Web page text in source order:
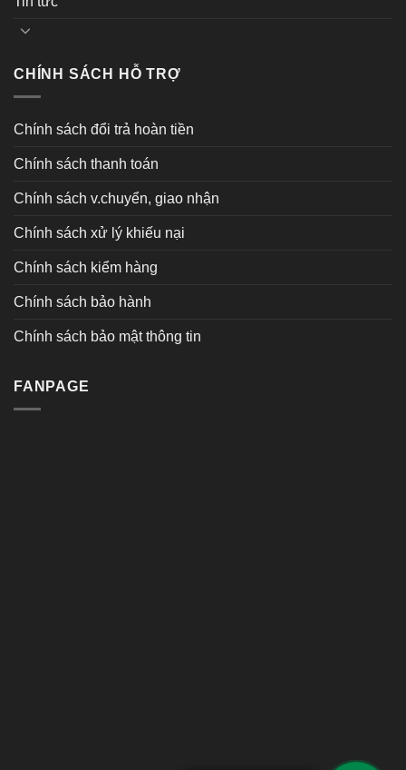
CHÍNH SÁCH HỖ TRỢ
Chính sách đổi trả hoàn tiền
Chính sách thanh toán
Chính sách v.chuyển, giao nhận
Chính sách xử lý khiếu nại
Chính sách kiểm hàng
Chính sách bảo hành
Chính sách bảo mật thông tin
FANPAGE